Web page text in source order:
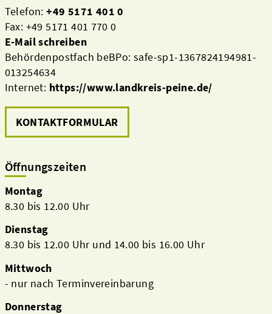
Telefon:+49 5171 401 0
Fax: +49 5171 401 770 0
E-Mail schreiben
Behördenpostfach beBPo: safe-sp1-1367824194981-
013254634
Internet: https://www.landkreis-peine.de/
KONTAKTFORMULAR
Öffnungszeiten
Montag
8.30 bis 12.00 Uhr
Dienstag
8.30 bis 12.00 Uhr und 14.00 bis 16.00 Uhr
Mittwoch
- nur nach Terminvereinbarung
Donnerstag